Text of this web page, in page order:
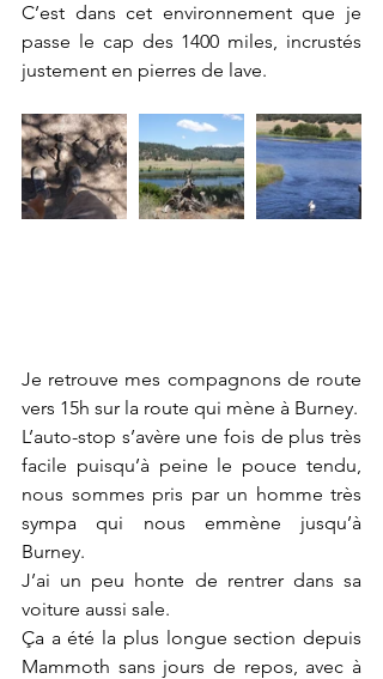
C’est dans cet environnement que je
passe le cap des 1400 miles, incrustés
justement en pierres de lave.
Je retrouve mes compagnons de route
vers 15h sur la route qui mène à Burney.
L’auto-stop s’avère une fois de plus très
facile puisqu’à peine le pouce tendu,
nous sommes pris par un homme très
sympa qui nous emmène jusqu’à
Burney.
J’ai un peu honte de rentrer dans sa
voiture aussi sale.
Ça a été la plus longue section depuis
Mammoth sans jours de repos, avec à